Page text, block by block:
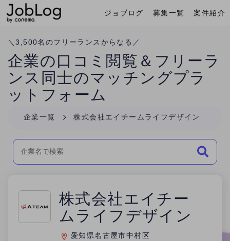
案件紹介
募集一覧
ジョブログ
＼3,500名のフリーランスからなる／
企業の口コミ閲覧＆フリーラ
ンス同士のマッチングプラ
ットフォーム
企業一覧 株式会社エイチームライフデザイン
株式会社エイチー
ムライフデザイン
愛知県名古屋市中村区